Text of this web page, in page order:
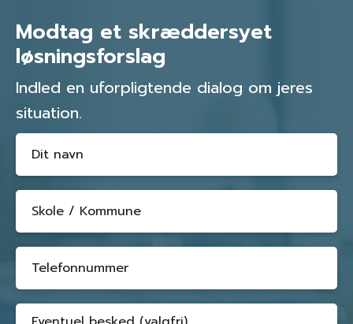
Modtag et skræddersyet
løsningsforslag
Indled en uforpligtende dialog om jeres
situation.